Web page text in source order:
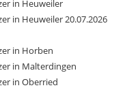
in Heuweiler
in Heuweiler 20.07.2026
in Horben
in Malterdingen
in Oberried